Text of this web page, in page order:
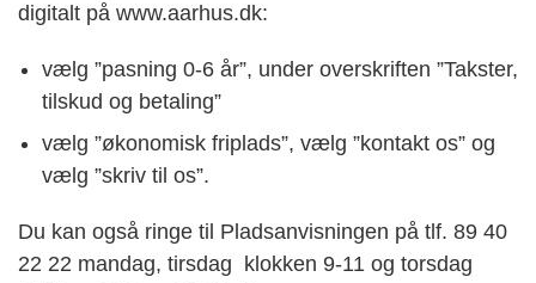
digitalt på www.aarhus.dk:
vælg ”pasning 0-6 år”, under overskriften ”Takster,
tilskud og betaling”
vælg ”økonomisk friplads”, vælg ”kontakt os” og
vælg ”skriv til os”.
Du kan også ringe til Pladsanvisningen på tlf. 89 40
22 22 mandag, tirsdag klokken 9-11 og torsdag